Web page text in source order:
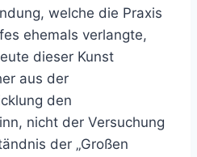
welche die Praxis
ehemals verlangte,
dieser Kunst
aus der
den
nicht der Versuchung
der „Großen